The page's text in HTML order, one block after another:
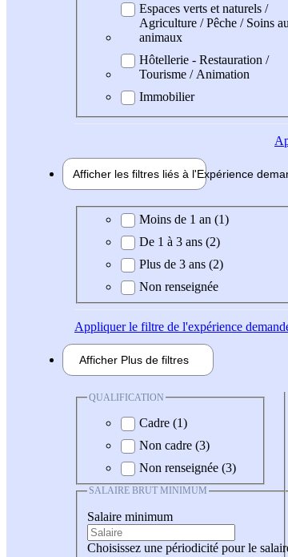
Espaces verts et naturels /
Agriculture / Pêche / Soins
animaux
Hôtellerie - Restauration /
Tourisme / Animation
Immobilier
Afficher les filtres liés à l'Expérience
Expérience demandée
Moins de 1 an (1)
De 1 à 3 ans (2)
Plus de 3 ans (2)
Non renseignée
Appliquerle filtre de l'expérience
Afficher Plus de filtres
QUALIFICATION
Cadre (1)
Non cadre (3)
Non renseignée (3)
SALAIRE BRUT MINIMUM
Salaire minimum
Choisissez une périodicité pour le